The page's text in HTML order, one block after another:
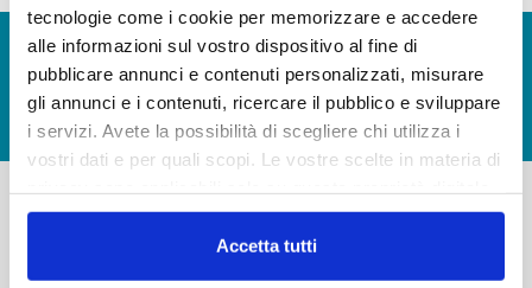
tecnologie come i cookie per memorizzare e accedere
alle informazioni sul vostro dispositivo al fine di
pubblicare annunci e contenuti personalizzati, misurare
gli annunci e i contenuti, ricercare il pubblico e sviluppare
i servizi. Avete la possibilità di scegliere chi utilizza i
vostri dati e per quali scopi. Le vostre scelte in materia di
in cui avete effettuato le vostre scelte. È possibile
modificare o revocare il proprio consenso in qualsiasi
momento dalla Dichiarazione sui cookie o facendo clic
Accetta tutti
© Copyright 2017 - 2026
GLOSSARIO
GIUDICA IL SERVIZIO
LAVORA CON NOI
Publiacqua S.p.A
-
FAQ